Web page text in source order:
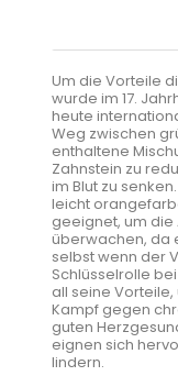
Um die Vorteile
wurde im 17.
heute
Weg zwischen
enthaltene
Zahnstein zu
im Blut zu
leicht
geeignet, um die
überwachen, da
selbst wenn der
Schlüsselrolle
all seine
Kampf gegen
guten
eignen sich
lindern.